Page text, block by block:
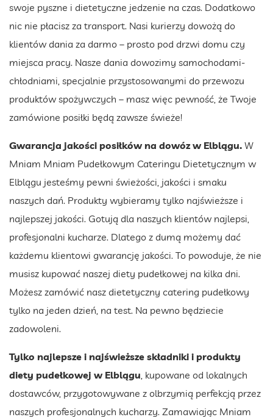
swoje pyszne i dietetyczne jedzenie na czas. Dodatkowo
nic nie płacisz za transport. Nasi kurierzy dowożą do
klientów dania za darmo – prosto pod drzwi domu czy
miejsca pracy. Nasze dania dowozimy samochodami-
chłodniami, specjalnie przystosowanymi do przewozu
produktów spożywczych – masz więc pewność, że Twoje
zamówione posiłki będą zawsze świeże!
Gwarancja jakości posiłków na dowóz w Elblągu. W
Mniam Mniam Pudełkowym Cateringu Dietetycznym w
Elblągu jesteśmy pewni świeżości, jakości i smaku
naszych dań. Produkty wybieramy tylko najświeższe i
najlepszej jakości. Gotują dla naszych klientów najlepsi,
profesjonalni kucharze. Dlatego z dumą możemy dać
każdemu klientowi gwarancję jakości. To powoduje, że nie
musisz kupować naszej diety pudełkowej na kilka dni.
Możesz zamówić nasz dietetyczny catering pudełkowy
tylko na jeden dzień, na test. Na pewno będziecie
zadowoleni.
Tylko najlepsze i najświeższe składniki i produkty
diety pudełkowej w Elblągu , kupowane od lokalnych
dostawców, przygotowywane z olbrzymią perfekcją przez
naszych profesjonalnych kucharzy. Zamawiając Mniam